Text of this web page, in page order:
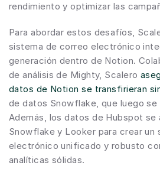
rendimiento y optimizar las
Para abordar estos desafíos,
sistema de correo electrónico
generación dentro de Notion.
de análisis de Mighty, Scalero
datos de Notion se transfirieran
de datos Snowflake, que luego
Además, los datos de Hubspot se
Snowflake y Looker para crear un
electrónico unificado y robusto
analíticas sólidas.